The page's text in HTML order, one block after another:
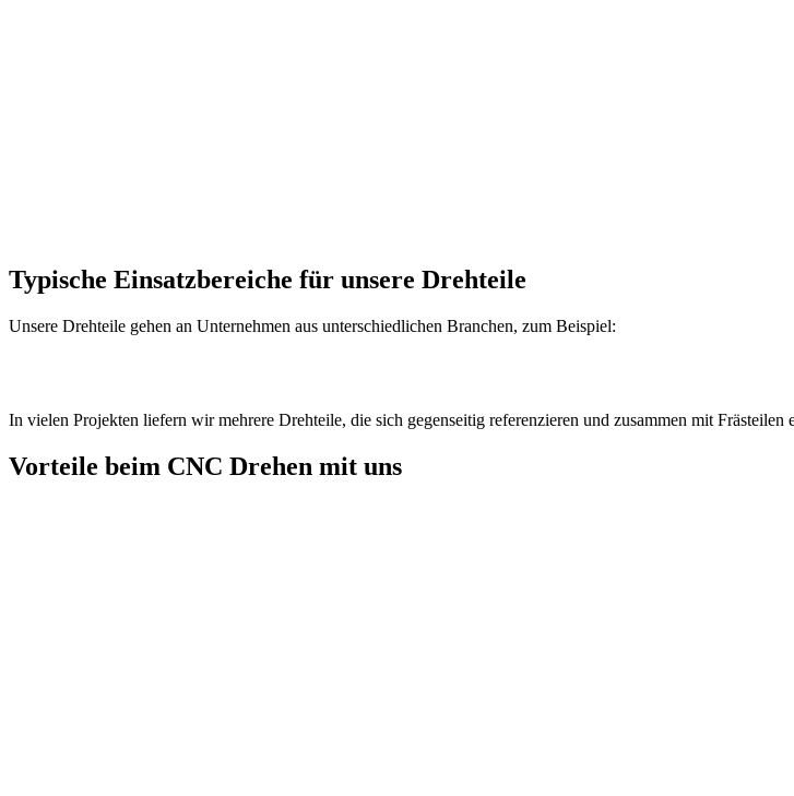
Typische Einsatzbereiche für unsere Drehteile
Unsere Drehteile gehen an Unternehmen aus unterschiedlichen Branchen, zum Beispiel:
In vielen Projekten liefern wir mehrere Drehteile, die sich gegenseitig referenzieren und zusammen mit Frästeilen
Vorteile beim CNC Drehen mit uns